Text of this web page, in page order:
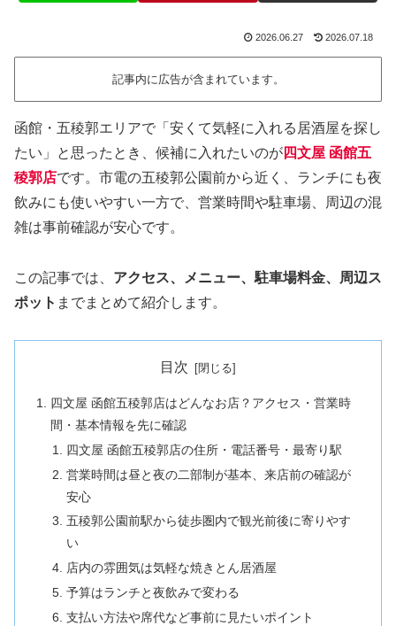
2026.06.27 2026.07.18
記事内に広告が含まれています。
函館・五稜郭エリアで「安くて気軽に入れる居酒屋を探し
たい」と思ったとき、候補に入れたいのが四文屋 函館五
稜郭店です。市電の五稜郭公園前から近く、ランチにも夜
飲みにも使いやすい一方で、営業時間や駐車場、周辺の混
雑は事前確認が安心です。
この記事では、 アクセス、メニュー、駐車場料金、周辺ス
ポット までまとめて紹介します。
目次
四文屋 函館五稜郭店はどんなお店？アクセス・営業時
間・基本情報を先に確認
四文屋 函館五稜郭店の住所・電話番号・最寄り駅
営業時間は昼と夜の二部制が基本、来店前の確認が
安心
五稜郭公園前駅から徒歩圏内で観光前後に寄りやす
い
店内の雰囲気は気軽な焼きとん居酒屋
予算はランチと夜飲みで変わる
支払い方法や席代など事前に見たいポイント